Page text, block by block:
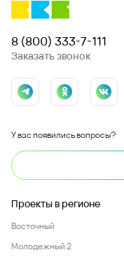
8 (800) 333-7-111
Заказать звонок
У вас появились вопросы?
Проекты в регионе
Восточный
Молодежный 2